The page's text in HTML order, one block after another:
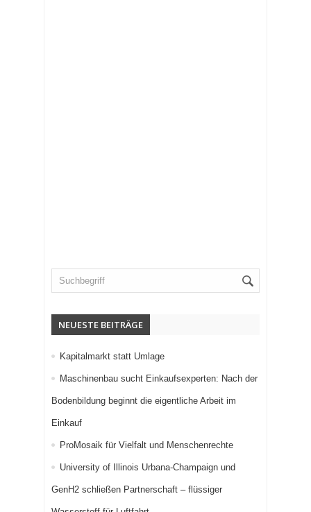
NEUESTE BEITRÄGE
Kapitalmarkt statt Umlage
Maschinenbau sucht Einkaufsexperten: Nach der
Bodenbildung beginnt die eigentliche Arbeit im
Einkauf
ProMosaik für Vielfalt und Menschenrechte
University of Illinois Urbana-Champaign und
GenH2 schließen Partnerschaft – flüssiger